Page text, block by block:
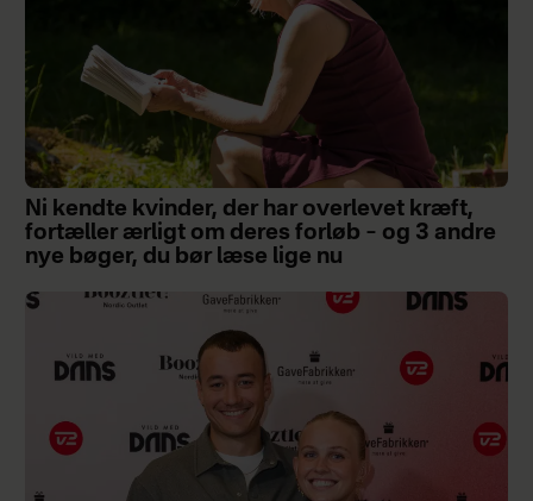
Ni kendte kvinder, der har overlevet kræft,
fortæller ærligt om deres forløb – og 3 andre
nye bøger, du bør læse lige nu